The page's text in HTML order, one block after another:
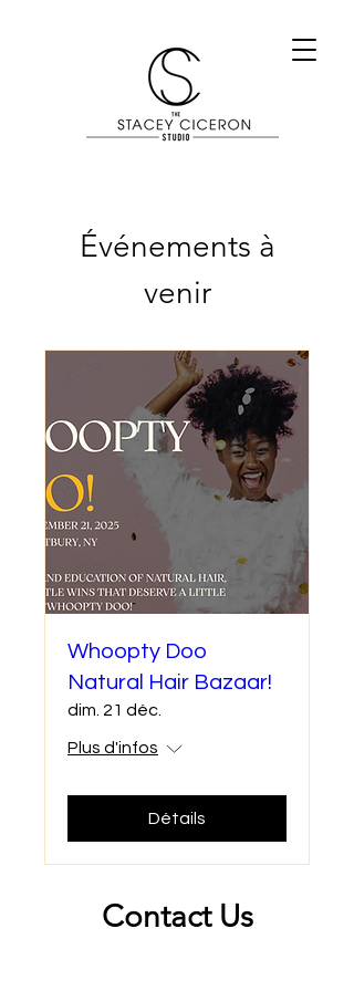
Événements à
venir
Whoopty Doo
Natural Hair Bazaar!
dim. 21 déc.
Plus d'infos
Détails
Contact Us